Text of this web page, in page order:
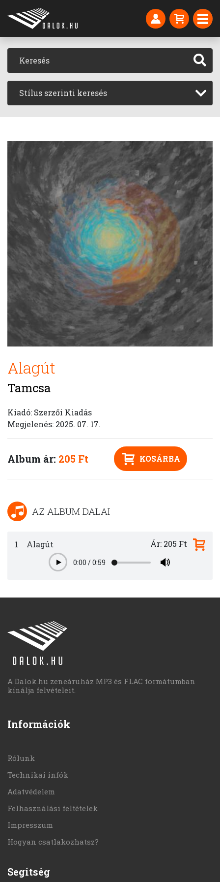
Stílus szerinti keresés
Alagút
Tamcsa
Kiadó: Szerzői Kiadás
Megjelenés: 2025. 07. 17.
Album ár: 205 Ft KOSÁRBA
AZ ALBUM DALAI
1 Alagút
Play0:00 /0:59
Ár: 205 Ft
A Dalok.hu zeneáruház MP3 és FLAC formátumban
kínálja felvételeit.
Információk
Rólunk
Technikai infók
Adatvédelem
Felhasználási feltételek
Impresszum
Hogyan csatlakozhatsz?
Segítség